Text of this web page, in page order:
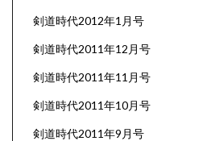
剣道時代2012年1月号
剣道時代2011年12月号
剣道時代2011年11月号
剣道時代2011年10月号
剣道時代2011年9月号